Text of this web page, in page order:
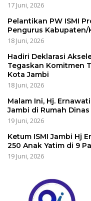
17 Juni, 2026
Pelantikan PW ISMI
Pengurus
18 Juni, 2026
Hadiri Deklarasi
Tegaskan Komitmen
Kota Jambi
18 Juni, 2026
Malam Ini, Hj.
Jambi di Rumah
19 Juni, 2026
Ketum ISMI Jambi Hj
250 Anak Yatim di 9
19 Juni, 2026